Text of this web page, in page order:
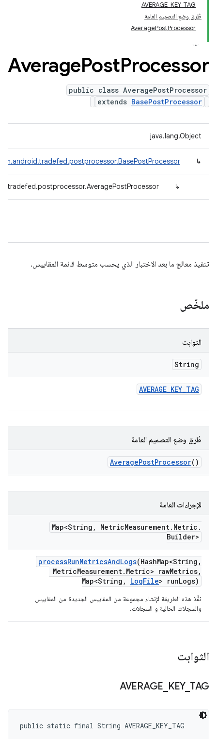
AVERAGE_KEY_TAG
طُرق وضع التصميم العامة
AveragePostProcessor
‫AveragePostProcessor
public class AveragePostProcessor
extends BasePostProcessor
java.lang.Object
↳
↳
تنفيذ معالج ما بعد الاختبار الذي يحسب متوسط قائمة المقاييس.
ملخّص
الثوابت
String
AVERAGE_KEY_TAG
طُرق وضع التصميم العامة
AveragePostProcessor()
الإجراءات العامة
Map<String , MetricMeasurement. Metric .
Builder>
processRunMetricsAndLogs(HashMap<String ,
MetricMeasurement. Metric> rawMetrics,
Map<String , LogFile> runLogs)
نفِّذ هذه الطريقة لإنشاء مجموعة من المقاييس الجديدة من المقاييس
والسجلات الحالية و السجلات.
الثوابت
AVERAGE KEY_ TAG
public static final String AVERAGE_KEY_TAG